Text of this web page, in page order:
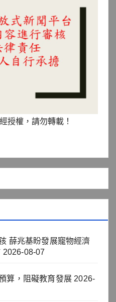
授權，請勿轉載！
薛兆基盼發展寵物經濟
2026-08-07
算，阻礙教育發展 2026-